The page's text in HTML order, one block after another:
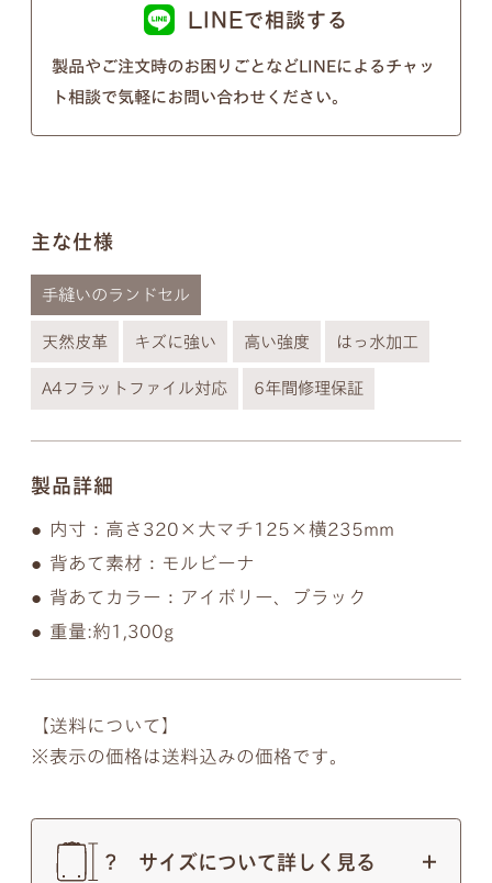
LINEで相談する
製品やご注文時のお困りごとなどLINEによるチャッ
ト相談で気軽にお問い合わせください。
主な仕様
手縫いのランドセル
天然皮革 キズに強い 高い強度 はっ水加工
A4フラットファイル対応 6年間修理保証
製品詳細
内寸：高さ320×大マチ125×横235mm
背あて素材：モルビーナ
背あてカラー：アイボリー、ブラック
重量:約1,300g
【送料について】
表示の価格は送料込みの価格です。
サイズについて詳しく見る
以下の画像のようにきちんとそれぞれ違う形となっ
※個別のご注文で筆記体のフォントの種類を変行す